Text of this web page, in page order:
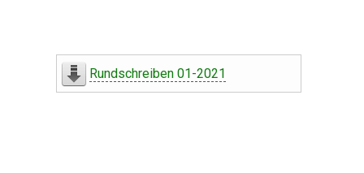
Rundschreiben 01-2021